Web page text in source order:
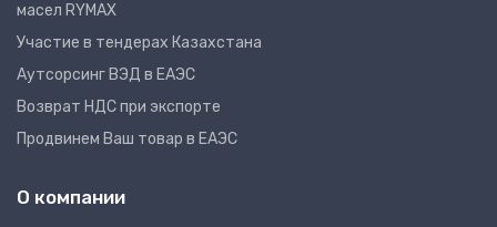
масел RYMAX
Участие в тендерах Казахстана
Аутсорсинг ВЭД в ЕАЭС
Возврат НДС при экспорте
Продвинем Ваш товар в ЕАЭС
О компании